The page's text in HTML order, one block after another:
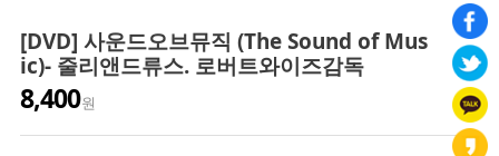
[DVD] 사운드오브뮤직 (The Sound of Mus
ic)- 줄리앤드류스. 로버트와이즈감독
8,400원